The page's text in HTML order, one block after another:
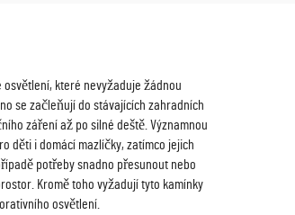
které nevyžaduje žádnou
se začleňují do stávajících zahradních
záření až po silné deště. Významnou
děti i domácí mazlíčky, zatímco jejich
potřeby snadno přesunout nebo
Kromě toho vyžadují tyto kamínky
osvětlení.